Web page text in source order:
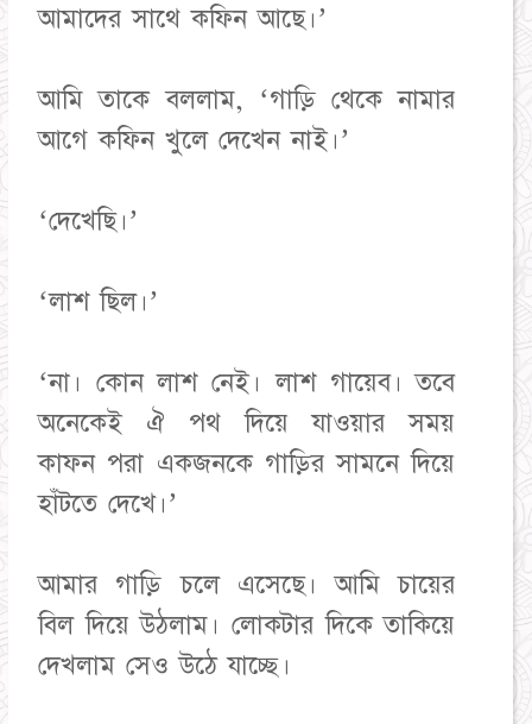
আমাদের সাথে কফিন আছে।’
আমি তাকে বললাম, ‘গাড়ি থেকে নামার
আগে কফিন খুলে দেখেন নাই।’
‘দেখেছি।’
‘লাশ ছিল।’
‘না। কোন লাশ নেই। লাশ গায়েব। তবে
অনেকেই ঐ পথ দিয়ে যাওয়ার সময়
কাফন পরা একজনকে গাড়ির সামনে দিয়ে
হাঁটতে দেখে।’
আমার গাড়ি চলে এসেছে। আমি চায়ের
বিল দিয়ে উঠলাম। লোকটার দিকে তাকিয়ে
দেখলাম সেও উঠে যাচ্ছে।